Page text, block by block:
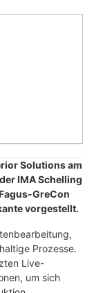
Solutions am
IMA Schelling
GreCon
vorgestellt.
Prozesse.
Live-
um sich